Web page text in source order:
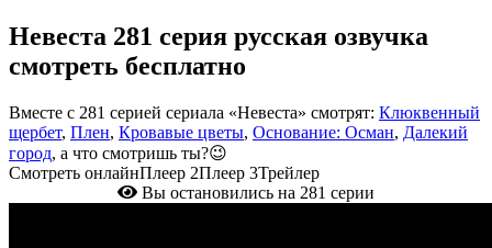
Невеста 281 серия русская озвучка
смотреть бесплатно
Вместе с 281 серией сериала «Невеста» смотрят: Клюквенный
щербет, Плен, Кровавые цветы, Основание: Осман, Далекий
город, а что смотришь ты?😉
Смотреть онлайнПлеер 2Плеер 3Трейлер
Вы остановились на 281 серии